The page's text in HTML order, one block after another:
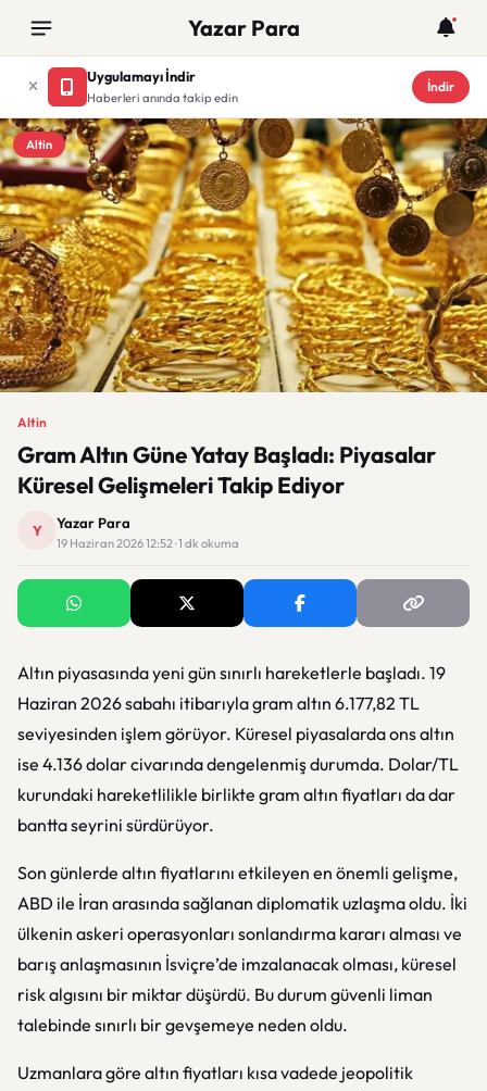
Yazar Para
Uygulamayı İndir
Haberleri anında takip edin
İndir
Altin
Altin
Gram Altın Güne Yatay Başladı: Piyasalar
Küresel Gelişmeleri Takip Ediyor
Y Yazar Para
19 Haziran 2026 12:52 · 1 dk okuma
Altın piyasasında yeni gün sınırlı hareketlerle başladı. 19
Haziran 2026 sabahı itibarıyla gram altın 6.177,82 TL
seviyesinden işlem görüyor. Küresel piyasalarda ons altın
ise 4.136 dolar civarında dengelenmiş durumda. Dolar/TL
kurundaki hareketlilikle birlikte gram altın fiyatları da dar
bantta seyrini sürdürüyor.
Son günlerde altın fiyatlarını etkileyen en önemli gelişme,
ABD ile İran arasında sağlanan diplomatik uzlaşma oldu. İki
ülkenin askeri operasyonları sonlandırma kararı alması ve
barış anlaşmasının İsviçre’de imzalanacak olması, küresel
risk algısını bir miktar düşürdü. Bu durum güvenli liman
talebinde sınırlı bir gevşemeye neden oldu.
Uzmanlara göre altın fiyatları kısa vadede jeopolitik